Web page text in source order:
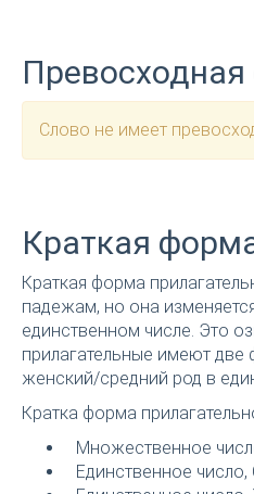
Превосходная
Слово не имеет
Краткая
Краткая форма
падежам, но она
единственном числе. Это
прилагательные имеют
женский/средний род в
Кратка форма
Множественное
Единственное число,